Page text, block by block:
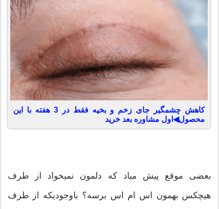
کاهش چشمگیر جای زخم و بخیه فقط در 3 هفته با این
محصول◀اول مشاوره بعد خرید
بعضی موقع پیش میاد که دلمون نمیخواد از طرف
هیچکس بهمون اس ام اس برسه؟ باوجودیکه از طرف